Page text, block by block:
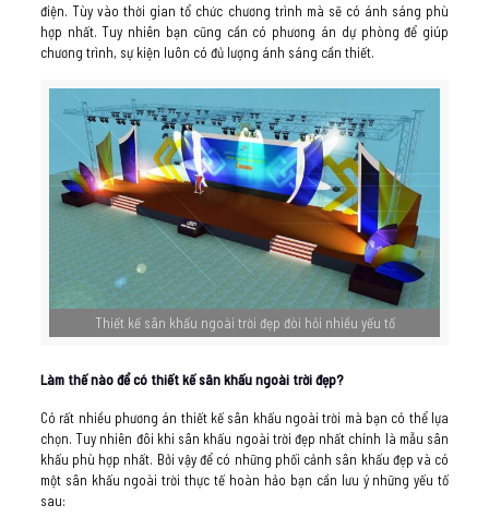
điện. Tùy vào thời gian tổ chức chương trình mà sẽ có ánh sáng phù
hợp nhất. Tuy nhiên bạn cũng cần có phương án dự phòng để giúp
chương trình, sự kiện luôn có đủ lượng ánh sáng cần thiết.
Thiết kế sân khấu ngoài trời đẹp đòi hỏi nhiều yếu tố
Làm thế nào để có thiết kế sân khấu ngoài trời đẹp?
Có rất nhiều phương án thiết kế sân khấu ngoài trời mà bạn có thể lựa
chọn. Tuy nhiên đôi khi sân khấu ngoài trời đẹp nhất chính là mẫu sân
khấu phù hợp nhất. Bởi vậy để có những phối cảnh sân khấu đẹp và có
một sân khấu ngoài trời thực tế hoàn hảo bạn cần lưu ý những yếu tố
sau: